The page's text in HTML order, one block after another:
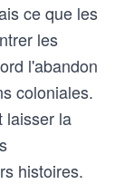
ce que les
les
l'abandon
coloniales.
laisser la
histoires.